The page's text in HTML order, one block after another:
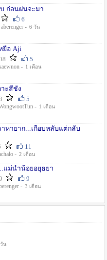
ก่อนฝนจะมา
6
aberenger - 6 วัน
ยื่อ Aji
5
- 1 เดือน
าะสีชัง
5
- 1 เดือน
หายาก...เกือบหลับแต่กลับ
11
- 2 เดือน
แม่น้ำน้อยอยุธยา
9
- 3 เดือน
น